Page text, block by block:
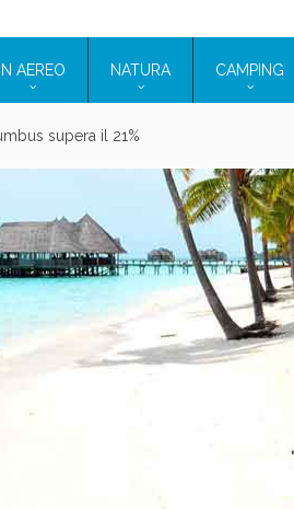
IN AEREO NATURA CAMPING
la mia valigia (e la pelle
il Blue Marine di Marina di Camerota
con i bambini: come trovare
Assicurazione viaggio estate 2026: